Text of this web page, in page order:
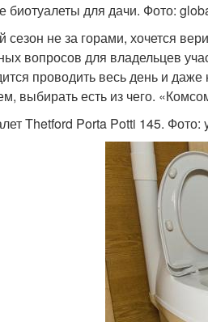
биотуалеты для дачи. Фото:
сезон не за горами, хочется
вопросов для владельцев
проводить весь день и
выбирать есть из чего.
Thetford Porta Potti 145. Фото: